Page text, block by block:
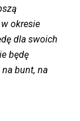
okresie
dla swoich
będę
na bunt, na